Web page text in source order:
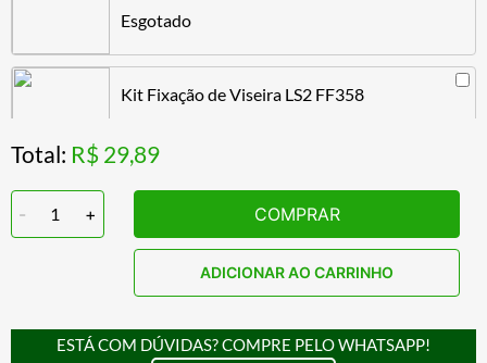
Esgotado
Kit Fixação de Viseira LS2 FF358
Total: R$ 29,89
- 1 + COMPRAR
ADICIONAR AO CARRINHO
ESTÁ COM DÚVIDAS? COMPRE PELO WHATSAPP!